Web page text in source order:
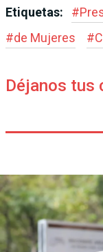
Etiquetas: #
#de Mujeres #
Déjanos tus